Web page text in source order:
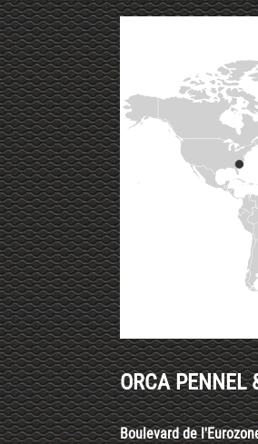
ORCA PENNEL
Boulevard de